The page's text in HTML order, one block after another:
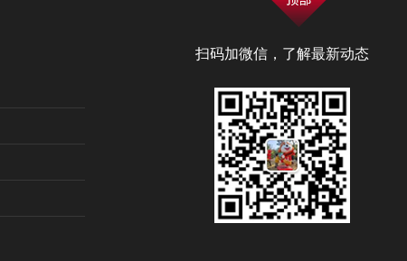
扫码加微信，了解最新动态